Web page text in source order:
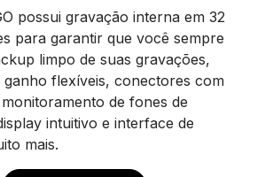
possui gravação interna em 32
para garantir que você sempre
limpo de suas gravações,
flexíveis, conectores com
de fones de
intuitivo e interface de
mais.